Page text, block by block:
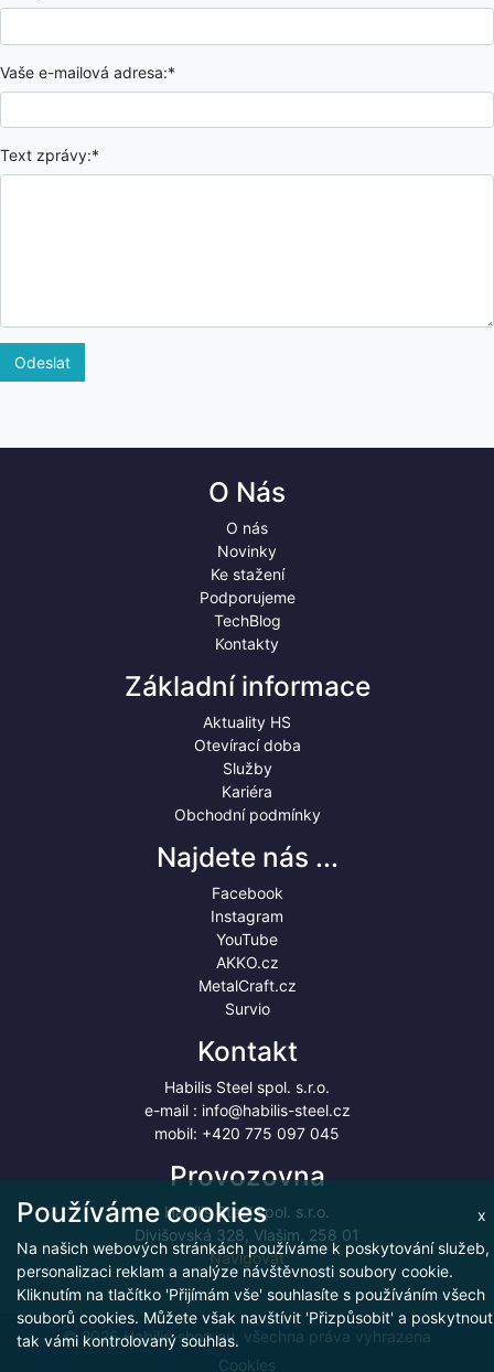
Vaše e-mailová adresa:*
Text zprávy:*
Odeslat
O Nás
O nás
Novinky
Ke stažení
Podporujeme
TechBlog
Kontakty
Základní informace
Aktuality HS
Otevírací doba
Služby
Kariéra
Obchodní podmínky
Najdete nás ...
Facebook
Instagram
YouTube
AKKO.cz
MetalCraft.cz
Survio
Kontakt
Habilis Steel spol. s.r.o.
e-mail : info@habilis-steel.cz
mobil: +420 775 097 045
Provozovna
Habilis Steel spol. s.r.o.
Divišovská 328, Vlašim, 258 01
Navigovat
© 2026 Habilis-shop.eu, všechna práva vyhrazena
Cookies
x
Používáme cookies
Na našich webových stránkách používáme k poskytování služeb,
personalizaci reklam a analýze návštěvnosti soubory cookie.
Kliknutím na tlačítko 'Přijímám vše' souhlasíte s používáním všech
souborů cookies. Můžete však navštívit 'Přizpůsobit' a poskytnout
tak vámi kontrolovaný souhlas.